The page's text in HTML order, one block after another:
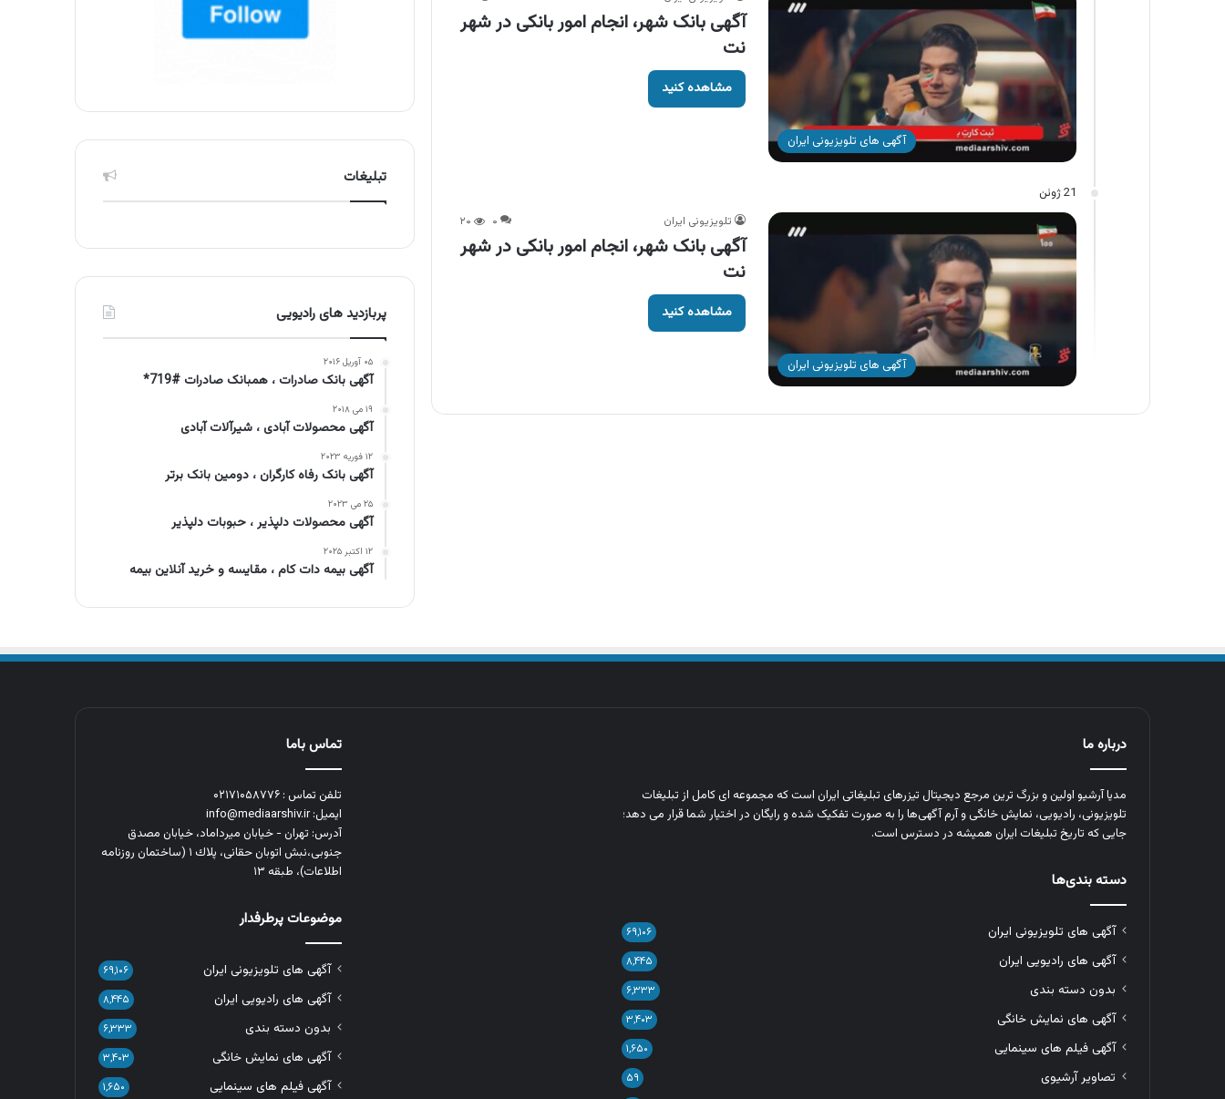
آگهی های تلویزیونی ایران
آگهی بانک شهر، انجام امور بانکی در شهر
نت
مشاهده کنید
21 ژوئن
آگهی های تلویزیونی ایران
تلویزیونی ایران ۰ ۲۰
آگهی بانک شهر، انجام امور بانکی در شهر
نت
مشاهده کنید
تبلیغات
پربازدید های رادیویی
۰۵ آوریل ۲۰۱۶
آگهی بانک صادرات ، همبانک صادرات #719*
۱۹ می ۲۰۱۸
آگهی محصولات آبادی ، شیرآلات آبادی
۱۲ فوریه ۲۰۲۳
آگهی بانک رفاه کارگران ، دومین بانک برتر
۲۵ می ۲۰۲۳
آگهی محصولات دلپذیر ، حبوبات دلپذیر
۱۲ اکتبر ۲۰۲۵
آگهی بیمه دات کام ، مقایسه و خرید آنلاین بیمه
درباره ما
مدیا آرشیو اولین و بزرگ‌ ترین مرجع دیجیتال تیزرهای تبلیغاتی ایران است که مجموعه‌ ای کامل از تبلیغات
تلویزیونی، رادیویی، نمایش خانگی و آرم‌ آگهی‌ها را به‌ صورت تفکیک‌ شده و رایگان در اختیار شما قرار می‌ دهد؛
جایی که تاریخ تبلیغات ایران همیشه در دسترس است.
دسته بندی‌ها
آگهی های تلویزیونی ایران ۶۹,۱۰۶
آگهی های رادیویی ایران ۸,۴۴۵
بدون دسته بندی ۶,۳۳۳
آگهی های نمایش خانگی ۳,۴۰۳
آگهی فیلم های سینمایی ۱,۶۵۰
تصاویر آرشیوی ۵۹
تماس باما
تلفن تماس : ۰۲۱۷۱۰۵۸۷۷۶
ایمیل: info@mediaarshiv.ir
آدرس: تهران - خیابان میرداماد، خیابان مصدق
جنوبی،نبش اتوبان حقانی، پلاك ١ (ساختمان روزنامه
اطلاعات)، طبقه ۱۳
موضوعات پرطرفدار
آگهی های تلویزیونی ایران ۶۹,۱۰۶
آگهی های رادیویی ایران ۸,۴۴۵
بدون دسته بندی ۶,۳۳۳
آگهی های نمایش خانگی ۳,۴۰۳
آگهی فیلم های سینمایی ۱,۶۵۰